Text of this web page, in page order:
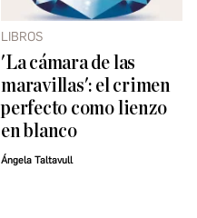
LIBROS
'La cámara de las
maravillas': el crimen
perfecto como lienzo
en blanco
Ángela Taltavull